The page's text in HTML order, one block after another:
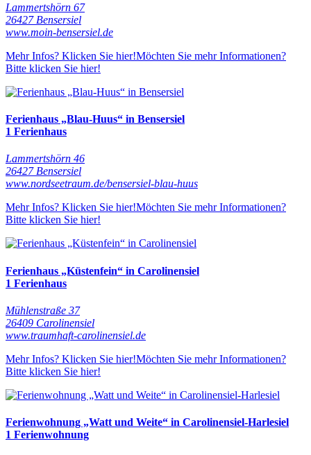
Lammertshörn 67
26427 Bensersiel
www.moin-bensersiel.de
Mehr Infos? Klicken Sie hier!Möchten Sie mehr Informationen?
Bitte klicken Sie hier!
Ferienhaus „Blau-Huus“ in Bensersiel
1 Ferienhaus
Lammertshörn 46
26427 Bensersiel
www.nordseetraum.de/bensersiel-blau-huus
Mehr Infos? Klicken Sie hier!Möchten Sie mehr Informationen?
Bitte klicken Sie hier!
Ferienhaus „Küstenfein“ in Carolinensiel
1 Ferienhaus
Mühlenstraße 37
26409 Carolinensiel
www.traumhaft-carolinensiel.de
Mehr Infos? Klicken Sie hier!Möchten Sie mehr Informationen?
Bitte klicken Sie hier!
Ferienwohnung „Watt und Weite“ in Carolinensiel-Harlesiel
1 Ferienwohnung